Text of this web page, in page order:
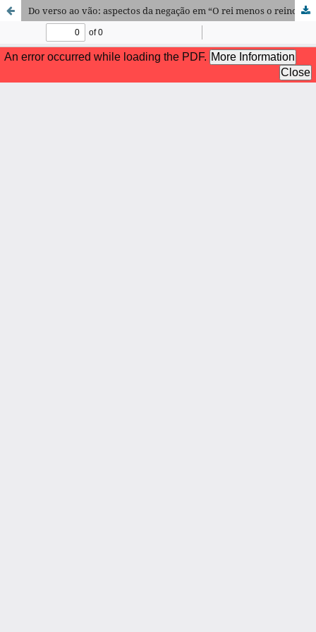
Do verso ao vão: aspectos da negação em “O rei menos o reino” e “Não”, de Augusto de Campos